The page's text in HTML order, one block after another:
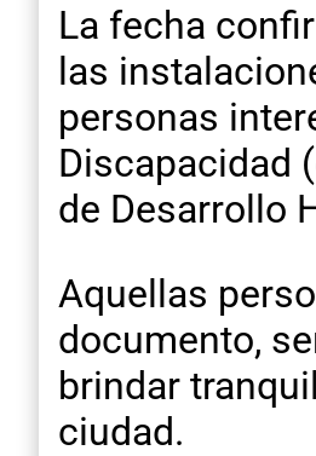
La fecha
las
personas
Discapacidad
de Desarrollo
Aquellas
documento,
brindar
ciudad.